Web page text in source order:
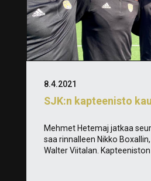
SJK:n kapteenisto
8.4.2021
Mehmet Hetemaj jatkaa
saa rinnalleen Nikko
Walter Viitalan. Kapteeniston